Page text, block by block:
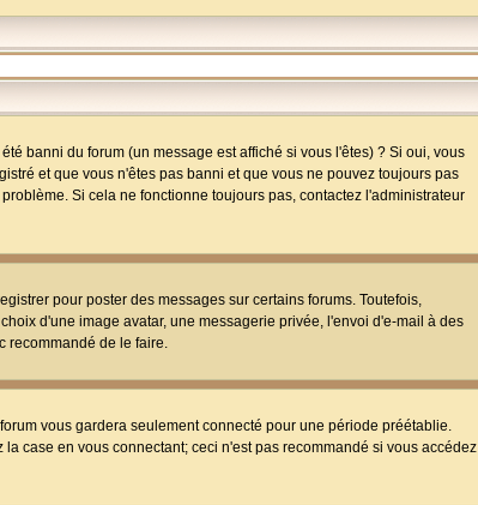
banni du forum (un message est affiché si vous l'êtes) ? Si oui, vous
et que vous n'êtes pas banni et que vous ne pouvez toujours pas
Si cela ne fonctionne toujours pas, contactez l'administrateur
pour poster des messages sur certains forums. Toutefois,
d'une image avatar, une messagerie privée, l'envoi d'e-mail à des
recommandé de le faire.
vous gardera seulement connecté pour une période préétablie.
case en vous connectant; ceci n'est pas recommandé si vous accédez